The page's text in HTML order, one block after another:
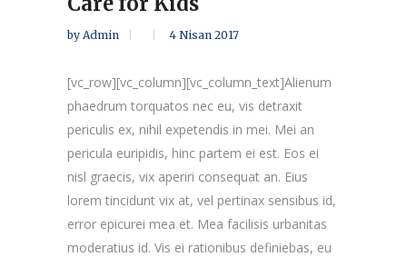
by Admin 4 Nisan 2017
[vc_row][vc_column][vc_column_text]Alienum
phaedrum torquatos nec eu, vis detraxit
periculis ex, nihil expetendis in mei. Mei an
pericula euripidis, hinc partem ei est. Eos ei
nisl graecis, vix aperiri consequat an. Eius
lorem tincidunt vix at, vel pertinax sensibus id,
error epicurei mea et. Mea facilisis urbanitas
moderatius id. Vis ei rationibus definiebas, eu